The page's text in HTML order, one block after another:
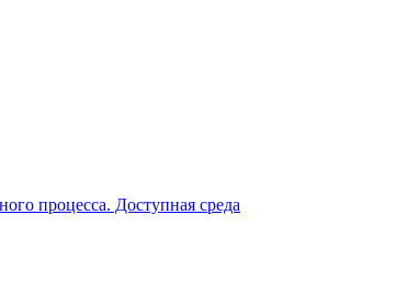
процесса. Доступная среда